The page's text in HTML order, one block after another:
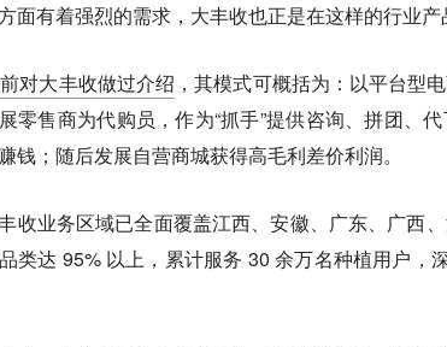
面有着强烈的需求，大丰收也正是在这样的行业产
对大丰收做过介绍 ，其模式可概括为：以平台型
零售商为代购员，作为“抓手”提供咨询、拼团、
钱；随后发展自营商城获得高毛利差价利润。
收业务区域已全面覆盖江西、安徽、广东、广西
类达 95% 以上，累计服务 30 余万名种植用户，